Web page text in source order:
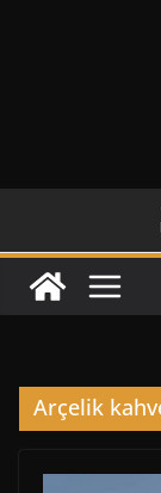
Arçelik